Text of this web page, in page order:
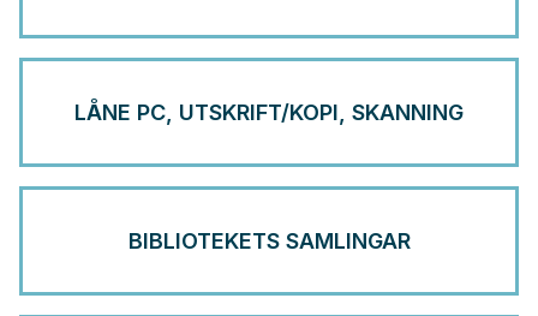
LÅNE PC, UTSKRIFT/KOPI, SKANNING
BIBLIOTEKETS SAMLINGAR